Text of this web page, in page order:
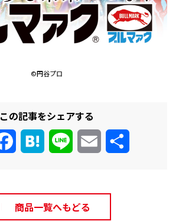
©円谷プロ
この記事をシェアする
FacebookHatena Line Email
商品一覧へもどる